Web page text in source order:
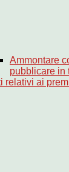
Ammontare
pubblicare in
relativi ai